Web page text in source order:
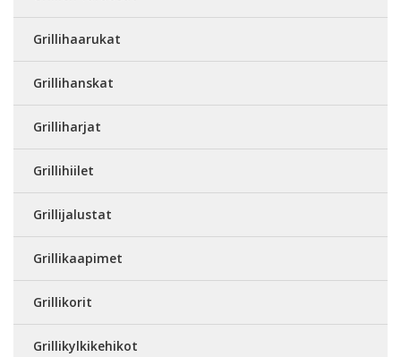
Grillihaarukat
Grillihanskat
Grilliharjat
Grillihiilet
Grillijalustat
Grillikaapimet
Grillikorit
Grillikylkikehikot